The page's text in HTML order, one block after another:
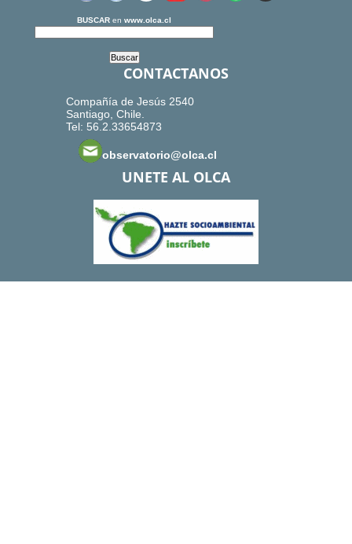
BUSCAR en www.olca.cl
CONTACTANOS
Compañía de Jesús 2540
Santiago, Chile.
Tel: 56.2.33654873
observatorio@olca.cl
UNETE AL OLCA